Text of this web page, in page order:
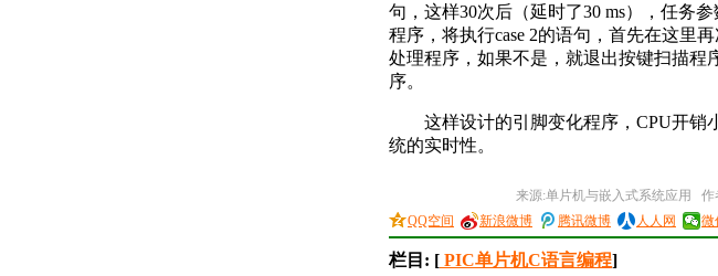
句，这样30次后（延时了30 ms），任务
程序，将执行case 2的语句，首先在这里
处理程序，如果不是，就退出按键扫描程
序。
这样设计的引脚变化程序，CPU开销
统的实时性。
来源:单片机与嵌入式系统应用 作
QQ空间
新浪微博 腾讯微博 人人网 微
栏目: [ PIC单片机C语言编程]